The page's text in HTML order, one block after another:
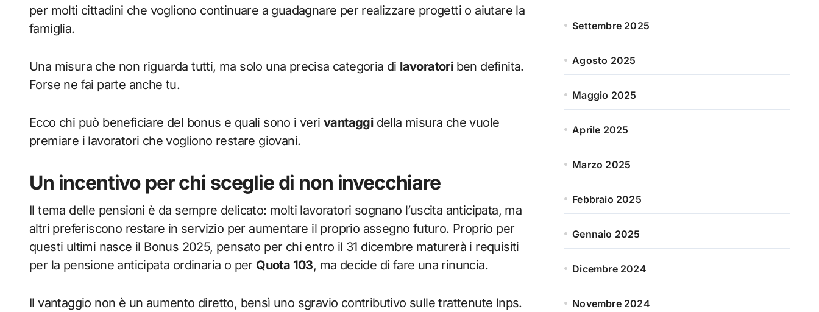
per molti cittadini che vogliono continuare a guadagnare per realizzare progetti o aiutare la
famiglia.
Una misura che non riguarda tutti, ma solo una precisa categoria di lavoratoriben definita.
Forse ne fai parte anche tu.
Ecco chi può beneficiare del bonus e quali sono i veri vantaggidella misura che vuole
premiare i lavoratori che vogliono restare giovani.
Un incentivo per chi sceglie di non invecchiare
Il tema delle pensioni è da sempre delicato: molti lavoratori sognano l’uscita anticipata, ma
altri preferiscono restare in servizio per aumentare il proprio assegno futuro. Proprio per
questi ultimi nasce il Bonus 2025, pensato per chi entro il 31 dicembre maturerà i requisiti
per la pensione anticipata ordinaria o per Quota 103, ma decide di fare una rinuncia.
Il vantaggio non è un aumento diretto, bensì uno sgravio contributivo sulle trattenute Inps.
Settembre 2025
Agosto 2025
Maggio 2025
Aprile 2025
Marzo 2025
Febbraio 2025
Gennaio 2025
Dicembre 2024
Novembre 2024